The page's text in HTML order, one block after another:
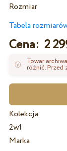
Rozmiar
Tabela
Cena: 2
Towar
różnić. Przed
Kolekcja
2w1
Marka